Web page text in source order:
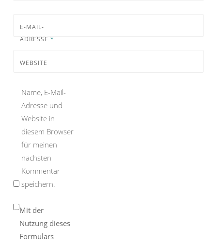
E-MAIL-
ADRESSE *
WEBSITE
Name, E-Mail-
Adresse und
Website in
diesem Browser
für meinen
nächsten
Kommentar
speichern.
Mit der
Nutzung dieses
Formulars